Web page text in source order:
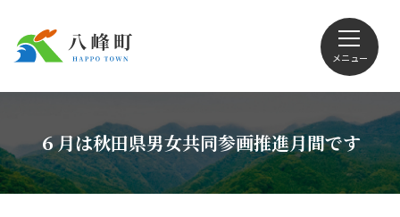
メニュー
Foreign language
６月は秋田県男女共同参画推進月間です